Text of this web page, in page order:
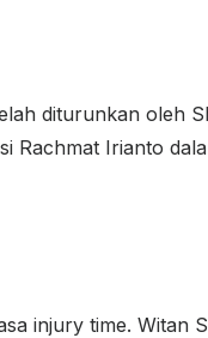
diturunkan oleh
Rachmat Irianto
injury time. Witan